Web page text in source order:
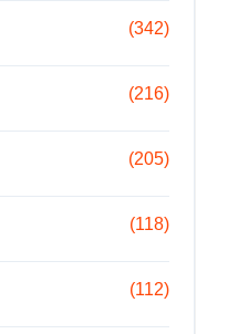
(342)
(216)
(205)
(118)
(112)